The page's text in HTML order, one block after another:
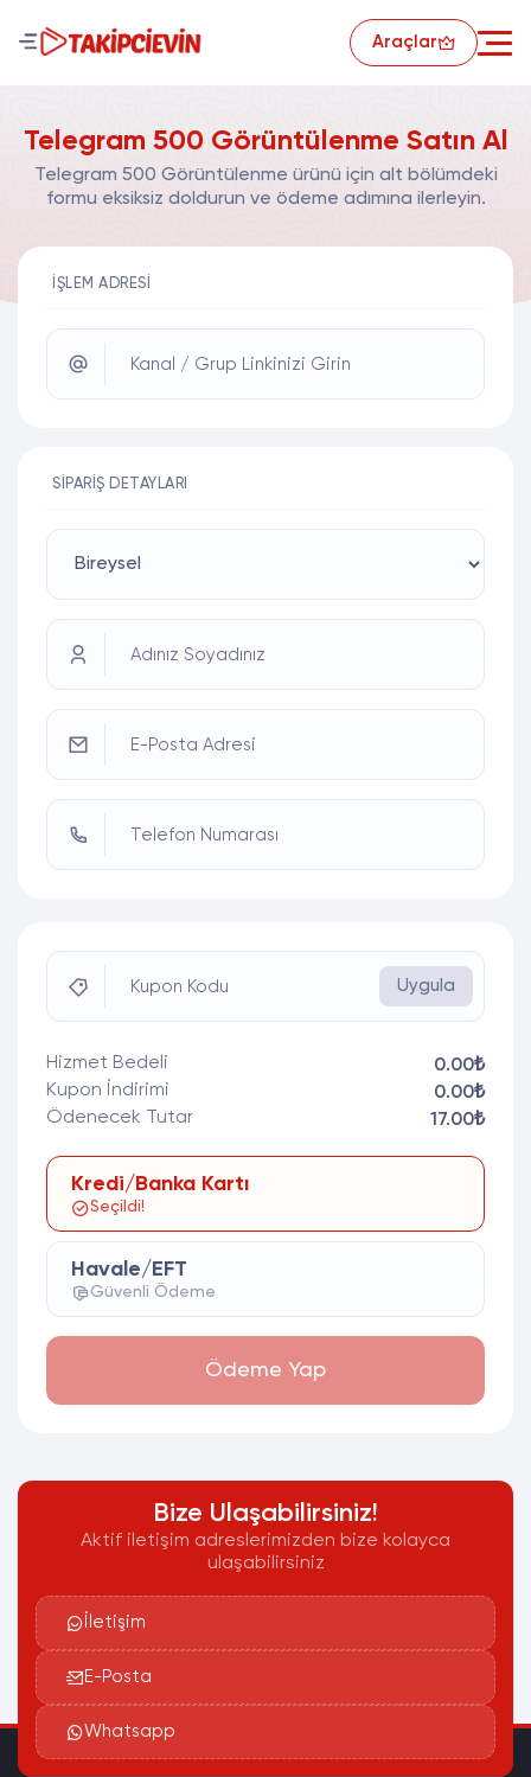
Araçlar
Telegram 500 Görüntülenme Satın Al
Telegram 500 Görüntülenme ürünü için alt bölümdeki
formu eksiksiz doldurun ve ödeme adımına ilerleyin.
İŞLEM ADRESI
Kanal / Grup Linkinizi Girin
SIPARIŞ DETAYLARI
Adınız Soyadınız
E-Posta Adresi
Telefon Numarası
Kupon Kodu Uygula
Hizmet Bedeli
0.00₺
Kupon İndirimi
0.00₺
Ödenecek Tutar
17.00₺
Kredi/Banka Kartı
Seçildi!
Havale/EFT
Güvenli Ödeme
Ödeme Yap
Bize Ulaşabilirsiniz!
Aktif iletişim adreslerimizden bize kolayca
ulaşabilirsiniz
İletişim
E-Posta
Whatsapp